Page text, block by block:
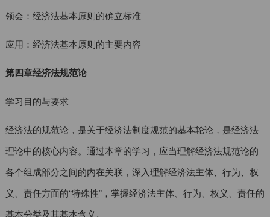
领会：经济法基本原则的确立标准
应用：经济法基本原则的主要内容
第四章经济法规范论
学习目的与要求
经济法的规范论，是关于经济法制度规范的基本轮论，是经济法
理论中的核心内容。通过本章的学习，应当理解经济法规范论的
各个组成部分之间的内在关联，深入理解经济法主体、行为、权
义、责任方面的“特殊性”，掌握经济法主体、行为、权义、责任的
基本分类及其基本含义。